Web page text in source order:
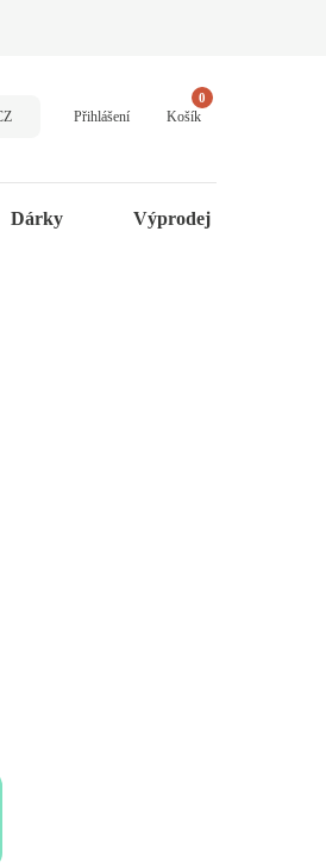
Přihlášení
0
Košík
Dárky Výprodej